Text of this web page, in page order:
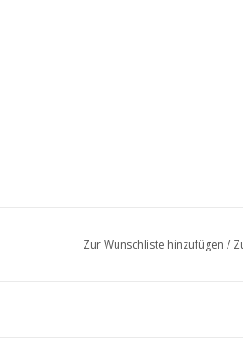
Zur Wunschliste hinzufügen /